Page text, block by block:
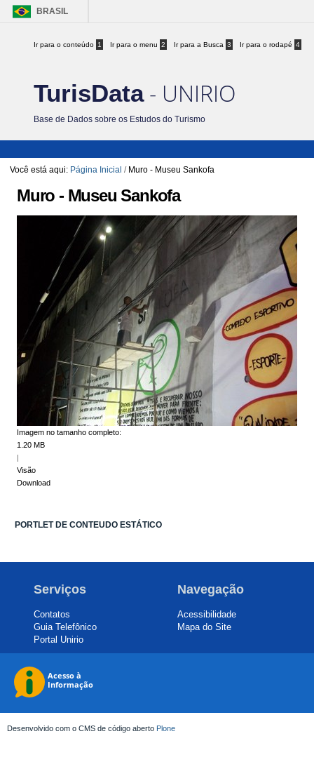
BRASIL
Ir para o conteúdo 1 Ir para o menu 2 Ir para a Busca 3 Ir para o rodapé 4
TurisData- UNIRIO
Base de Dados sobre os Estudos do Turismo
Você está aqui: Página Inicial / Muro - Museu Sankofa
Muro - Museu Sankofa
Imagem no tamanho completo:
1.20 MB
|
Visão
Download
PORTLET DE CONTEUDO ESTÁTICO
Serviços
Contatos
Guia Telefônico
Portal Unirio
Navegação
Acessibilidade
Mapa do Site
Desenvolvido com o CMS de código aberto Plone